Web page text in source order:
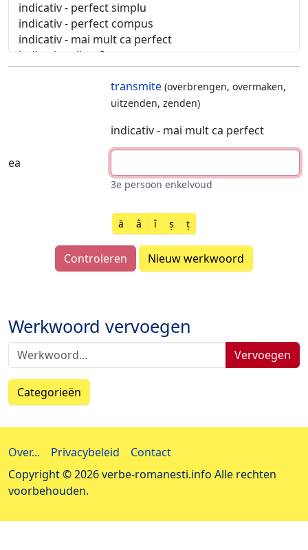
transmite (overbrengen, overmaken,
uitzenden, zenden)
indicativ - mai mult ca perfect
ea
3e persoon enkelvoud
ă â î ș ț
Controleren Nieuw werkwoord
Werkwoord vervoegen
Vervoegen
Categorieën
Over... Privacybeleid
Contact
Copyright © 2026 verbe-romanesti.info Alle rechten
voorbehouden.